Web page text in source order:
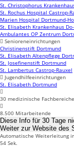
St. Christophorus
St. Rochus Hospital Castrop-
Marien Hospital Dortmund-
St. Elisabeth Krankenhaus
Ambulantes OP Zentrum
Senioreneinrichtungen
Christinenstift Dortmund
St. Elisabeth Altenpflege
St. Josefinenstift Dortmund
St. Lambertus Castrop-Rauxel
Jugendhilfeeinrichtungen
St. Elisabeth Dortmund
30 medizinische Fachbereiche
8.500 Mitarbeitende
Diese Info für 30
Weiter zur Website des
Automatische Weiterleitung
54 Sek.